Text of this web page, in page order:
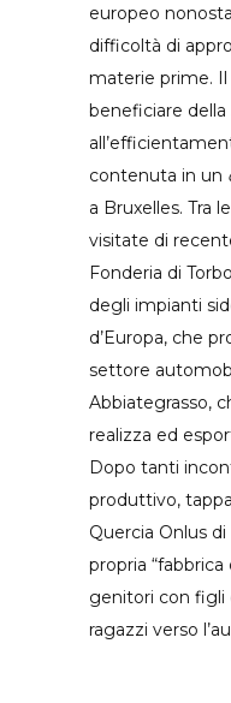
europeo
difficoltà di
materie prime.
beneficiare
contenuta in un
a Bruxelles. Tra
visitate di
Fonderia di
degli impianti
d’Europa, che
settore
Abbiategrasso,
realizza ed
Dopo tanti
produttivo,
Quercia Onlus
propria
genitori con figli
ragazzi verso